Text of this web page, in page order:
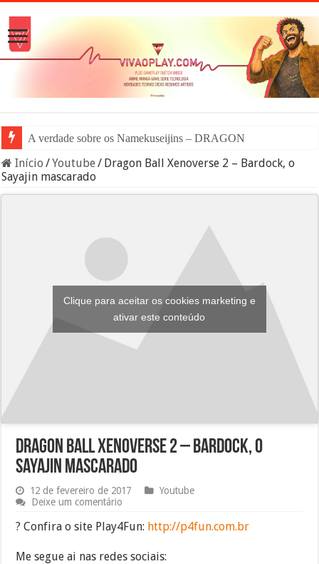
A verdade sobre os Namekuseijins – DRAGON BALL #News
Início /Youtube / Dragon Ball Xenoverse 2 – Bardock, o
Sayajin mascarado
Clique para aceitar os cookies marketing e
ativar este conteúdo
Dragon Ball Xenoverse 2 – Bardock, o
Sayajin mascarado
12 de fevereiro de 2017
Youtube
Deixe um comentário
? Confira o site Play4Fun: http://p4fun.com.br
Me segue ai nas redes sociais: